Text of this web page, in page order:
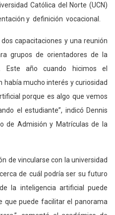
Católica del Norte (UCN)
y definición vocacional.
capacitaciones y una reunión
grupos de orientadores de la
año cuando hicimos el
mucho interés y curiosidad
porque es algo que vemos
el estudiante”, indicó Dennis
de Admisión y Matrículas de la
de vincularse con la universidad
de cuál podría ser su futuro
la inteligencia artificial puede
que puede facilitar el panorama